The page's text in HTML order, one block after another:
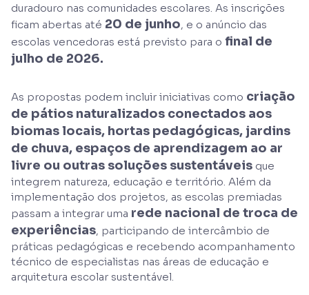
duradouro nas comunidades escolares. As inscrições
ficam abertas até 20 de junho, e o anúncio das
escolas vencedoras está previsto para o final de
julho de 2026.
As propostas podem incluir iniciativas como criação
de pátios naturalizados conectados aos
biomas locais, hortas pedagógicas, jardins
de chuva, espaços de aprendizagem ao ar
livre ou outras soluções sustentáveis que
integrem natureza, educação e território. Além da
implementação dos projetos, as escolas premiadas
passam a integrar uma rede nacional de troca de
experiências, participando de intercâmbio de
práticas pedagógicas e recebendo acompanhamento
técnico de especialistas nas áreas de educação e
arquitetura escolar sustentável.